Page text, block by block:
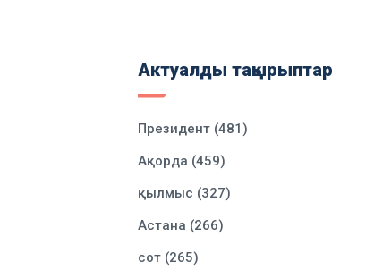
Актуалды тақырыптар
Президент (481)
Ақорда (459)
қылмыс (327)
Астана (266)
сот (265)